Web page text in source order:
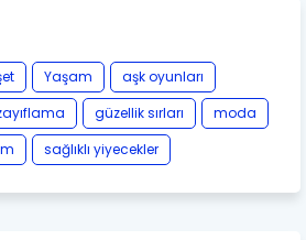
Yaşam
aşk oyunları
güzellik sırları
moda
sağlıklı yiyecekler